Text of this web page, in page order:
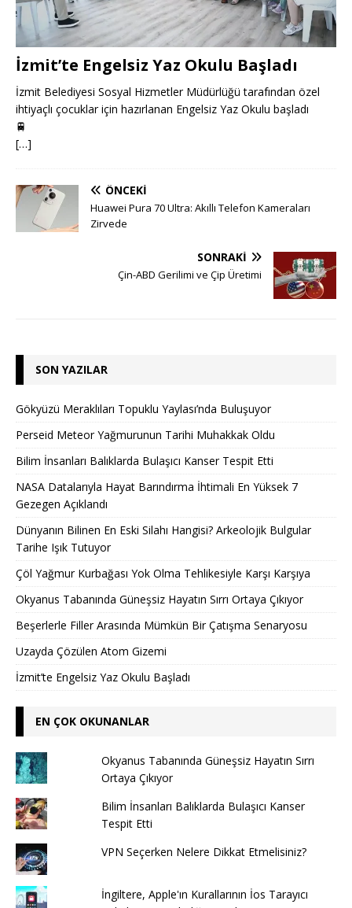
İzmit’te Engelsiz Yaz Okulu Başladı
İzmit Belediyesi Sosyal Hizmetler Müdürlüğü tarafından özel
ihtiyaçlı çocuklar için hazırlanan Engelsiz Yaz Okulu başladı
🚆
[…]
ÖNCEKI
Huawei Pura 70 Ultra: Akıllı Telefon Kameraları
Zirvede
SONRAKI
Çin-ABD Gerilimi ve Çip Üretimi
SON YAZILAR
Gökyüzü Meraklıları Topuklu Yaylası’nda Buluşuyor
Perseid Meteor Yağmurunun Tarihi Muhakkak Oldu
Bilim İnsanları Balıklarda Bulaşıcı Kanser Tespit Etti
NASA Datalarıyla Hayat Barındırma İhtimali En Yüksek 7
Gezegen Açıklandı
Dünyanın Bilinen En Eski Silahı Hangisi? Arkeolojik Bulgular
Tarihe Işık Tutuyor
Çöl Yağmur Kurbağası Yok Olma Tehlikesiyle Karşı Karşıya
Okyanus Tabanında Güneşsiz Hayatın Sırrı Ortaya Çıkıyor
Beşerlerle Filler Arasında Mümkün Bir Çatışma Senaryosu
Uzayda Çözülen Atom Gizemi
İzmit’te Engelsiz Yaz Okulu Başladı
EN ÇOK OKUNANLAR
Okyanus Tabanında Güneşsiz Hayatın Sırrı
Ortaya Çıkıyor
Bilim İnsanları Balıklarda Bulaşıcı Kanser
Tespit Etti
VPN Seçerken Nelere Dikkat Etmelisiniz?
İngiltere, Apple'ın Kurallarının İos Tarayıcı